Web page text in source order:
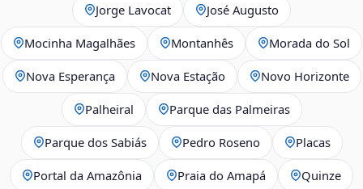
Jorge Lavocat José Augusto
Mocinha Magalhães Montanhês Morada do Sol
Nova Esperança Nova Estação Novo Horizonte
Palheiral Parque das Palmeiras
Parque dos Sabiás Pedro Roseno Placas
Portal da Amazônia Praia do Amapá Quinze